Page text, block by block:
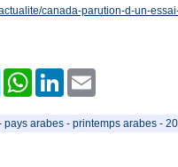
canada-parution-d-un-
MessengerWhatsAppLinkedIn
pays arabes- printemps arabes-